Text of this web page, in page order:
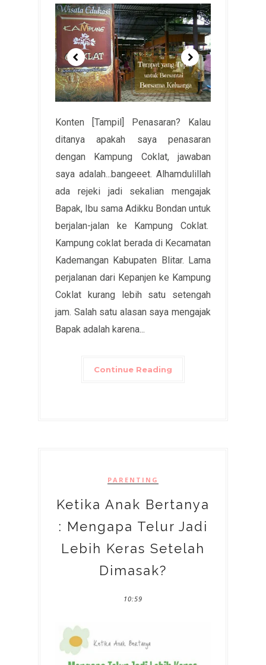
Konten [Tampil] Penasaran? Kalau
ditanya apakah saya penasaran
dengan Kampung Coklat, jawaban
saya adalah...bangeeet. Alhamdulillah
ada rejeki jadi sekalian mengajak
Bapak, Ibu sama Adikku Bondan untuk
berjalan-jalan ke Kampung Coklat.
Kampung coklat berada di Kecamatan
Kademangan Kabupaten Blitar. Lama
perjalanan dari Kepanjen ke Kampung
Coklat kurang lebih satu setengah
jam. Salah satu alasan saya mengajak
Bapak adalah karena...
Continue Reading
PARENTING
Ketika Anak Bertanya
: Mengapa Telur Jadi
Lebih Keras Setelah
Dimasak?
10:59